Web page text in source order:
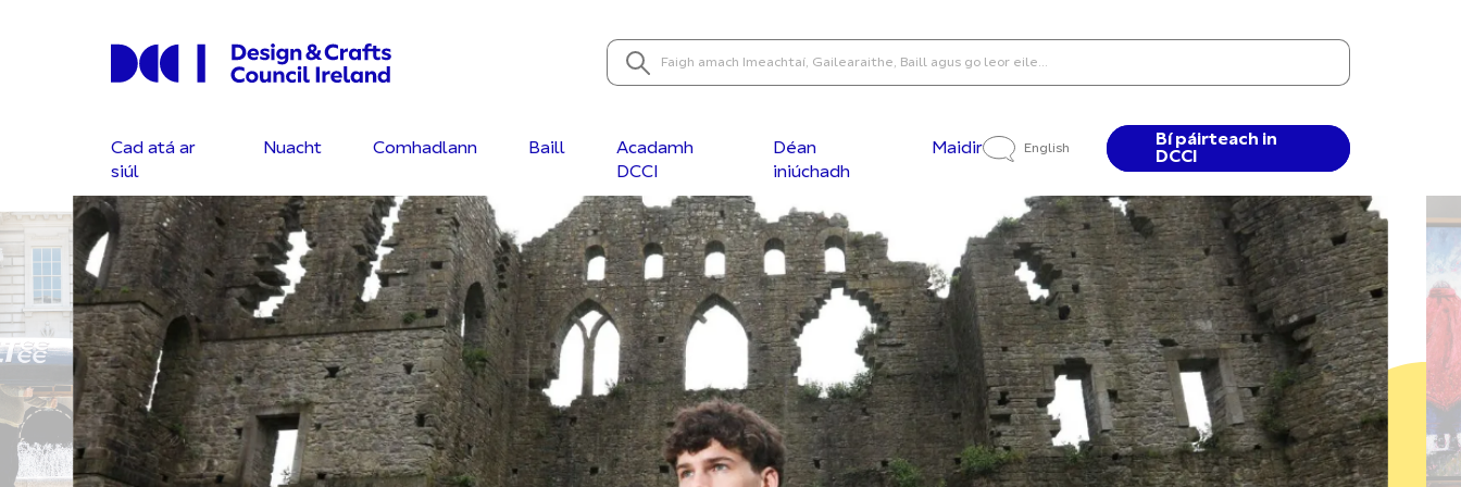
Cad atá ar
siúl
Nuacht Comhadlann Baill
Acadamh
DCCI
Déan
iniúchadh
Maidir English
Bí páirteach in
DCCI